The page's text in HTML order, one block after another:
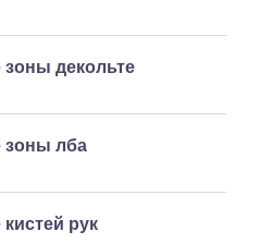
декольте
зоны лба
рук